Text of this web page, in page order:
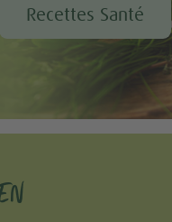
Recettes Santé